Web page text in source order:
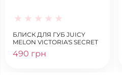
БЛИСК ДЛЯ ГУБ JUICY
MELON VICTORIA'S SECRET
490 грн